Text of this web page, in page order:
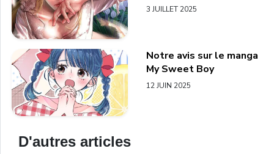
3 JUILLET 2025
Notre avis sur le manga
My Sweet Boy
12 JUIN 2025
D'autres articles